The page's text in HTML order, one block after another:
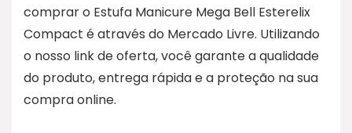
comprar o Estufa Manicure Mega Bell Esterelix
Compact é através do Mercado Livre. Utilizando
o nosso link de oferta, você garante a qualidade
do produto, entrega rápida e a proteção na sua
compra online.